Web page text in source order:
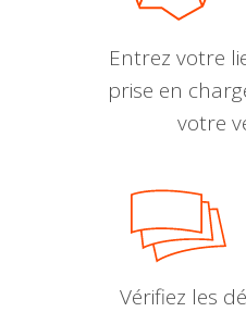
Entrez votre
prise en
votre
Vérifiez les